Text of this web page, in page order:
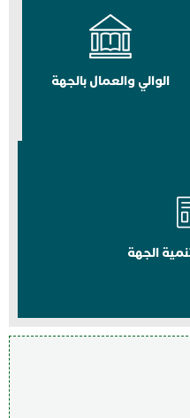
الوالي والعمال بالجهة
الجهة